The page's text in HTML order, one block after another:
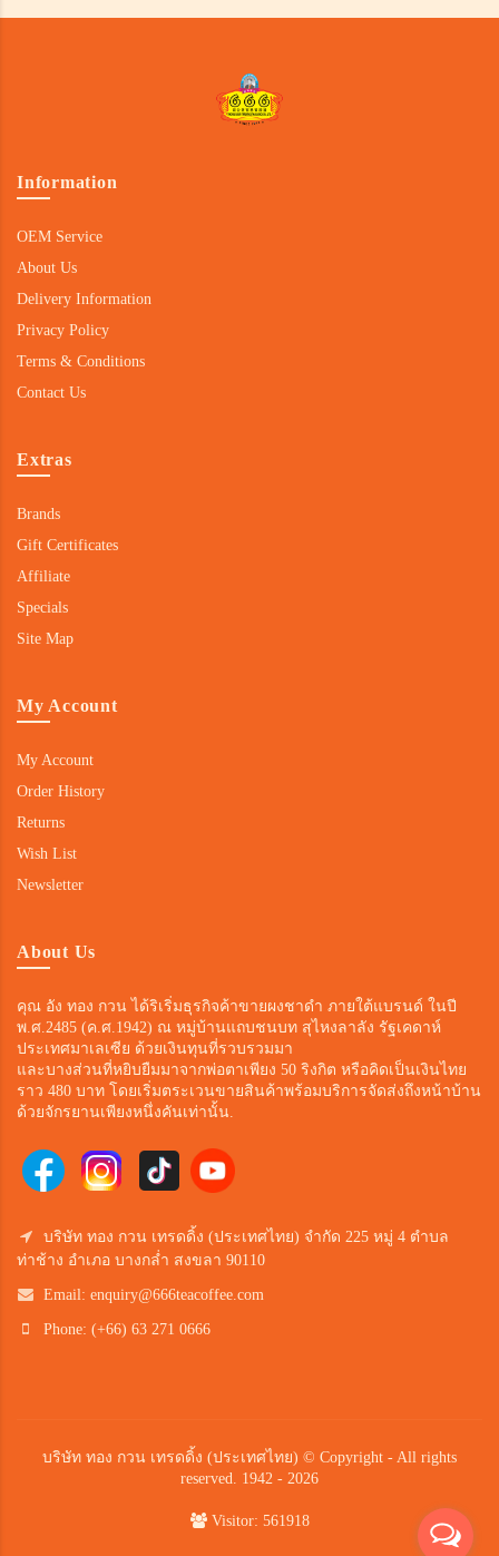
Information
OEM Service
About Us
Delivery Information
Privacy Policy
Terms & Conditions
Contact Us
Extras
Brands
Gift Certificates
Affiliate
Specials
Site Map
My Account
My Account
Order History
Returns
Wish List
Newsletter
About Us
คุณ อัง ทอง กวน ได้ริเริ่มธุรกิจค้าขายผงชาดำ ภายใต้แบรนด์ ในปี
พ.ศ.2485 (ค.ศ.1942) ณ หมู่บ้านแถบชนบท สุไหงลาลัง รัฐเคดาห์
ประเทศมาเลเซีย ด้วยเงินทุนที่รวบรวมมา
และบางส่วนที่หยิบยืมมาจากพ่อตาเพียง 50 ริงกิต หรือคิดเป็นเงินไทย
ราว 480 บาท โดยเริ่มตระเวนขายสินค้าพร้อมบริการจัดส่งถึงหน้าบ้าน
ด้วยจักรยานเพียงหนึ่งคันเท่านั้น.
บริษัท ทอง กวน เทรดดิ้ง (ประเทศไทย) จำกัด 225 หมู่ 4 ตำบล
ท่าช้าง อำเภอ บางกล่ำ สงขลา 90110
Email: enquiry@666teacoffee.com
Phone: (+66) 63 271 0666
บริษัท ทอง กวน เทรดดิ้ง (ประเทศไทย) © Copyright - All rights
reserved. 1942 - 2026
Visitor: 561918